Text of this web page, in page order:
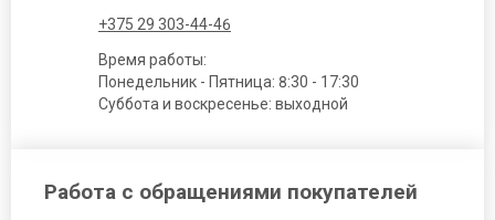
+375 29 303-44-46
Время работы:
Понедельник - Пятница: 8:30 - 17:30
Суббота и воскресенье: выходной
Работа с обращениями покупателей